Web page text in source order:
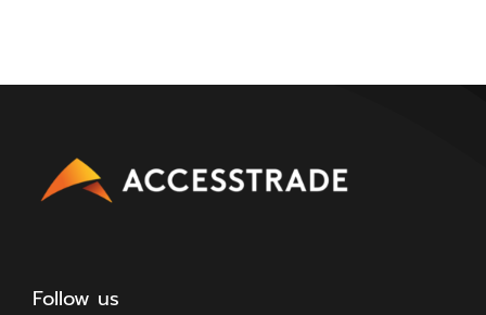
Follow us